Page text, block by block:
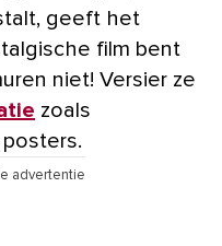
geeft het
film bent
niet! Versier ze
zoals
advertentie